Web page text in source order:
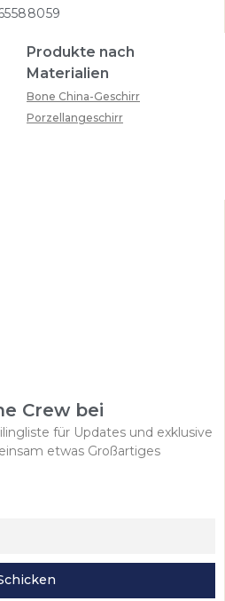
Produkte nach
Materialien
Bone China-Geschirr
Porzellangeschirr
Crew bei
für Updates und exklusive
etwas Großartiges